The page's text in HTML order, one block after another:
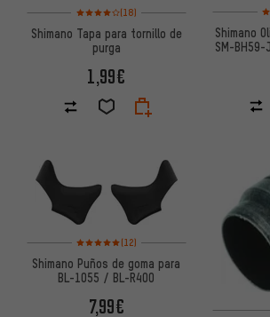
Valoración media: 4 de 5 basada en 18
(18)
Shimano Tapa para tornillo de
purga
1,99€
Shimano
SM-BH59-
Valoración media: 5 de 5 basada en 12
(12)
Shimano Puños de goma para
BL-1055 / BL-R400
7,99€